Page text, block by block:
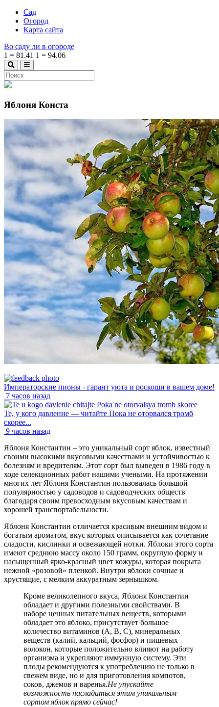
Сад
Огород
Карта сайта
Во саду ли в огороде
1 = 81.41 1 = 94.06
Яблоня Конста
Императорские пионы - гарант уюта и роскоши в вашем доме!
7 часов назад
Те, у кого давление — читайте Пока не оторвался тромб
скорее...
9 часов назад
Яблоня Константин – это уникальный сорт яблок, известный
своими высокими вкусовыми качествами и устойчивостью к
болезням и вредителям. Этот сорт был выведен в 1986 году в
ходе селекционных работ нашими учеными. На протяжении
многих лет Яблоня Константин пользовалась большой
популярностью у садоводов и садоводческих обществ
благодаря своим превосходным вкусовым качествам и
хорошей транспортабельности.
Яблоня Константин отличается красивым внешним видом и
богатым ароматом, вкус которых описывается как сочетание
сладости, кислинки и освежающей нотки. Яблоки этого сорта
имеют среднюю массу около 150 грамм, округлую форму и
насыщенный ярко-красный цвет кожуры, которая покрыта
нежной «розовой» пленкой. Внутри яблоки сочные и
хрустящие, с мелким аккуратным зернышком.
Кроме великолепного вкуса, Яблоня Константин
обладает и другими полезными свойствами. В
наборе ценных питательных веществ, которыми
обладает это яблоко, присутствует большое
количество витаминов (A, B, C), минеральных
веществ (калий, кальций, фосфор) и пищевых
волокон, которые положительно влияют на работу
организма и укрепляют иммунную систему. Эти
плоды рекомендуются к употреблению не только в
свежем виде, но и для приготовления компотов,
соков, джемов и варенья.Не упускайте
возможность насладиться этим уникальным
сортом яблок прямо сейчас!